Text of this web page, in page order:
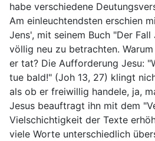
habe verschiedene
Am einleuchtendsten erschien
Jens', mit seinem Buch "Der
völlig neu zu betrachten.
er tat? Die Aufforderung Jesu:
tue bald!" (Joh 13, 27) klingt
als ob er freiwillig handele, ja,
Jesus beauftragt ihn mit dem
Vielschichtigkeit der Texte
viele Worte unterschiedlich